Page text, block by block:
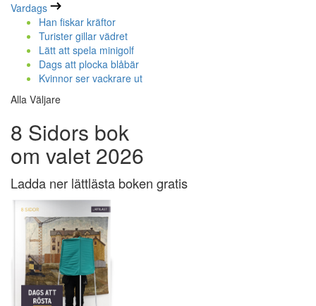
Vardags
Han fiskar kräftor
Turister gillar vädret
Lätt att spela minigolf
Dags att plocka blåbär
Kvinnor ser vackrare ut
Alla Väljare
8 Sidors bok
om valet 2026
Ladda ner lättlästa boken gratis